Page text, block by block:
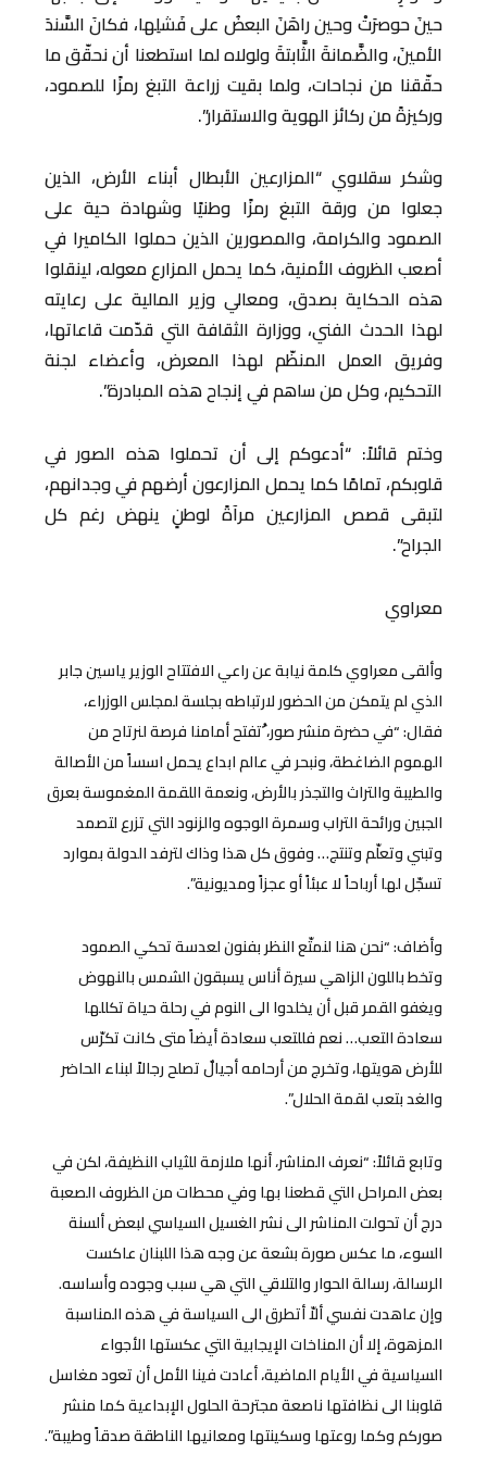
حينَ حوصرَتْ وحين راهَنَ البعضُ على فَشلِها، فكانَ السَّندَ
الأمينَ، والضَّمانةَ الثَّابتةَ ولولاه لما استطعنا أن نحقّق ما
حقّقنا من نجاحات، ولما بقيت زراعة التبغ رمزًا للصمود،
وركيزةً من ركائز الهوية والاستقرار”.
وشكر سقلاوي “المزارعين الأبطال أبناء الأرض، الذين
جعلوا من ورقة التبغ رمزًا وطنيًا وشهادة حية على
الصمود والكرامة، والمصورين الذين حملوا الكاميرا في
أصعب الظروف الأمنية، كما يحمل المزارع معوله، لينقلوا
هذه الحكاية بصدق، ومعالي وزير المالية على رعايته
لهذا الحدث الفني، ووزارة الثقافة التي قدّمت قاعاتها،
وفريق العمل المنظّم لهذا المعرض، وأعضاء لجنة
التحكيم، وكل من ساهم في إنجاح هذه المبادرة”.
وختم قائلاً: “أدعوكم إلى أن تحملوا هذه الصور في
قلوبكم، تمامًا كما يحمل المزارعون أرضهم في وجدانهم،
لتبقى قصص المزارعين مرآةً لوطنٍ ينهض رغم كل
الجراح”.
معراوي
وألقى معراوي كلمة نيابة عن راعي الافتتاح الوزير ياسين جابر
الذي لم يتمكن من الحضور لارتباطه بجلسة لمجلس الوزراء،
فقال: “في حضرة منشر صور، ُتفتح أمامنا فرصة لنرتاح من
الهموم الضاغطة، ونبحر في عالم ابداع يحمل اسساً من الأصالة
والطيبة والتراث والتجذر بالأرض، ونعمة اللقمة المغموسة بعرق
الجبين ورائحة التراب وسمرة الوجوه والزنود التي تزرع لتصمد
وتبني وتعلّم وتنتج… وفوق كل هذا وذاك لترفد الدولة بموارد
تسجّل لها أرباحاً لا عبئاً أو عجزاً ومديونية”.
وأضاف: “نحن هنا لنمتّع النظر بفنون لعدسة تحكي الصمود
وتخط باللون الزاهي سيرة أناس يسبقون الشمس بالنهوض
ويغفو القمر قبل أن يخلدوا الى النوم في رحلة حياة تكللها
سعادة التعب… نعم فللتعب سعادة أيضاً متى كانت تكرّس
للأرض هويتها، وتخرج من أرحامه أجيالٌ تصلح رجالاً لبناء الحاضر
والغد بتعب لقمة الحلال”.
وتابع قائلاً: “نعرف المناشر، أنها ملازمة للثياب النظيفة، لكن في
بعض المراحل التي قطعنا بها وفي محطات من الظروف الصعبة
درج أن تحولت المناشر الى نشر الغسيل السياسي لبعض ألسنة
السوء، ما عكس صورة بشعة عن وجه هذا اللبنان عاكست
الرسالة، رسالة الحوار والتلاقي التي هي سبب وجوده وأساسه.
وإن عاهدت نفسي ألاّ أتطرق الى السياسة في هذه المناسبة
المزهوة، إلا أن المناخات الإيجابية التي عكستها الأجواء
السياسية في الأيام الماضية، أعادت فينا الأمل أن تعود مغاسل
قلوبنا الى نظافتها ناصعة مجترحة الحلول الإبداعية كما منشر
صوركم وكما روعتها وسكينتها ومعانيها الناطقة صدقاً وطيبة”.